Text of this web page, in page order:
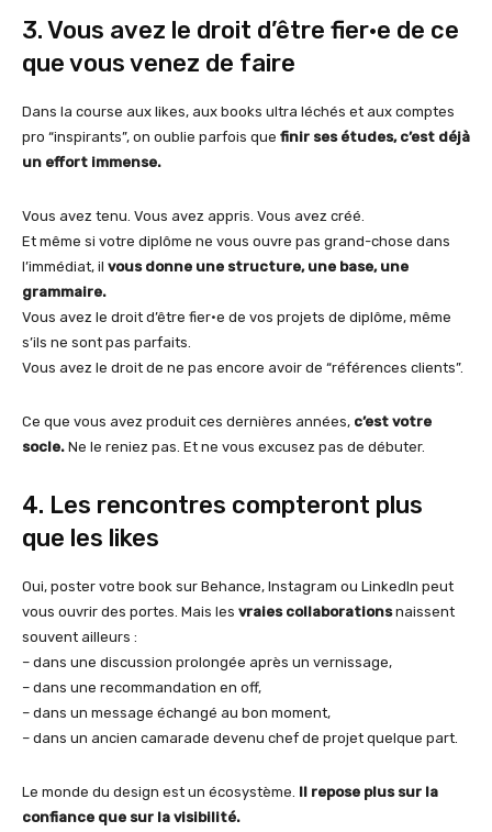
3. Vous avez le droit d’être fier·e de ce
que vous venez de faire
Dans la course aux likes, aux books ultra léchés et aux comptes
pro “inspirants”, on oublie parfois que finir ses études, c’est déjà
un effort immense.
Vous avez tenu. Vous avez appris. Vous avez créé.
Et même si votre diplôme ne vous ouvre pas grand-chose dans
l’immédiat, il vous donne une structure, une base, une
grammaire.
Vous avez le droit d’être fier·e de vos projets de diplôme, même
s’ils ne sont pas parfaits.
Vous avez le droit de ne pas encore avoir de “références clients”.
Ce que vous avez produit ces dernières années, c’est votre
socle. Ne le reniez pas. Et ne vous excusez pas de débuter.
4. Les rencontres compteront plus
que les likes
Oui, poster votre book sur Behance, Instagram ou LinkedIn peut
vous ouvrir des portes. Mais les vraies collaborationsnaissent
souvent ailleurs :
– dans une discussion prolongée après un vernissage,
– dans une recommandation en off,
– dans un message échangé au bon moment,
– dans un ancien camarade devenu chef de projet quelque part.
Le monde du design est un écosystème. Il repose plus sur la
confiance que sur la visibilité.